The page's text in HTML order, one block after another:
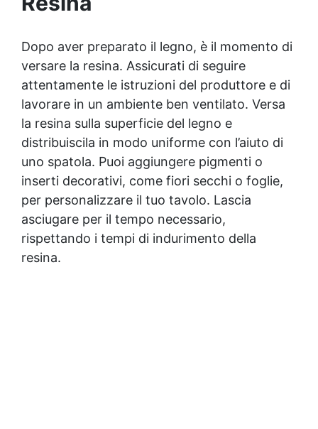
raggiunge la massima resistenza dopo 2-3
Dopo aver preparato il legno, è il momento di
versare la resina. Assicurati di seguire
attentamente le istruzioni del produttore e di
lavorare in un ambiente ben ventilato. Versa
la resina sulla superficie del legno e
distribuiscila in modo uniforme con l’aiuto di
uno spatola. Puoi aggiungere pigmenti o
inserti decorativi, come fiori secchi o foglie,
per personalizzare il tuo tavolo. Lascia
asciugare per il tempo necessario,
rispettando i tempi di indurimento della
resina.